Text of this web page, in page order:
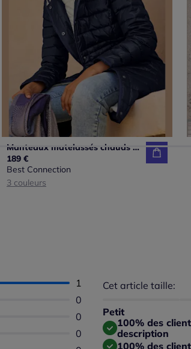
Manteaux matelassés chauds avec capuche doublée agréable
189 €
Best Connection
3 couleurs
Nombre d'avis :
1
Aucun avis disponible
0
Aucun avis disponible
0
Aucun avis disponible
0
Cet article taille:
Petit
Répartition du
Taille grand :
100% des
description
100% des